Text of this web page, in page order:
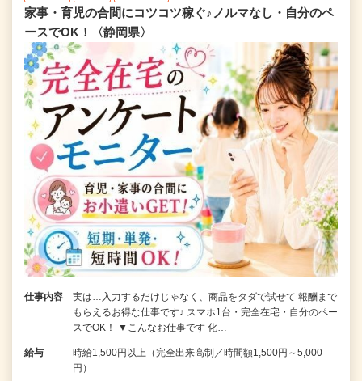
家事・育児の合間にコツコツ稼ぐ♪ノルマなし・自分のペ
ースでOK！〈静岡県〉
仕事内容
実は…入力するだけじゃなく、商品をタダで試せて 報酬まで
もらえるお得な仕事です♪ スマホ1台・完全在宅・自分のペー
スでOK！ ▼こんなお仕事です 化…
給与
時給1,500円以上（完全出来高制／時間額1,500円～5,000
円）